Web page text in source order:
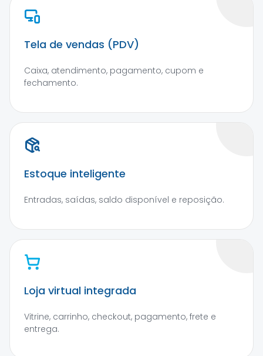
Tela de vendas (PDV)
Caixa, atendimento, pagamento, cupom e
fechamento.
Estoque inteligente
Entradas, saídas, saldo disponível e reposição.
Loja virtual integrada
Vitrine, carrinho, checkout, pagamento, frete e
entrega.